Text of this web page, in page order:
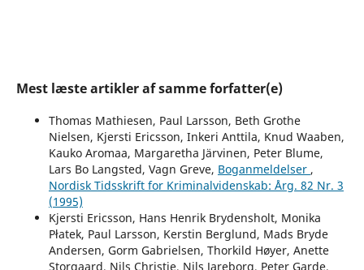
Mest læste artikler af samme forfatter(e)
Thomas Mathiesen, Paul Larsson, Beth Grothe
Nielsen, Kjersti Ericsson, Inkeri Anttila, Knud Waaben,
Kauko Aromaa, Margaretha Järvinen, Peter Blume,
Lars Bo Langsted, Vagn Greve, Boganmeldelser ,
Nordisk Tidsskrift for Kriminalvidenskab: Årg. 82 Nr. 3
(1995)
Kjersti Ericsson, Hans Henrik Brydensholt, Monika
Płatek, Paul Larsson, Kerstin Berglund, Mads Bryde
Andersen, Gorm Gabrielsen, Thorkild Høyer, Anette
Storgaard, Nils Christie, Nils Jareborg, Peter Garde,